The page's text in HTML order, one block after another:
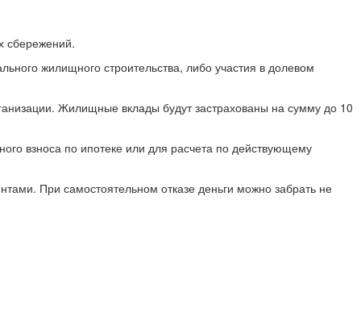
сбережений.
жилищного строительства, либо участия в долевом
Жилищные вклады будут застрахованы на сумму до 10
взноса по ипотеке или для расчета по действующему
При самостоятельном отказе деньги можно забрать не